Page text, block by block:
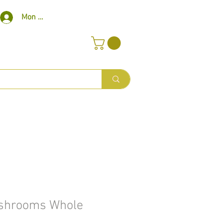
Mon compte
Whole